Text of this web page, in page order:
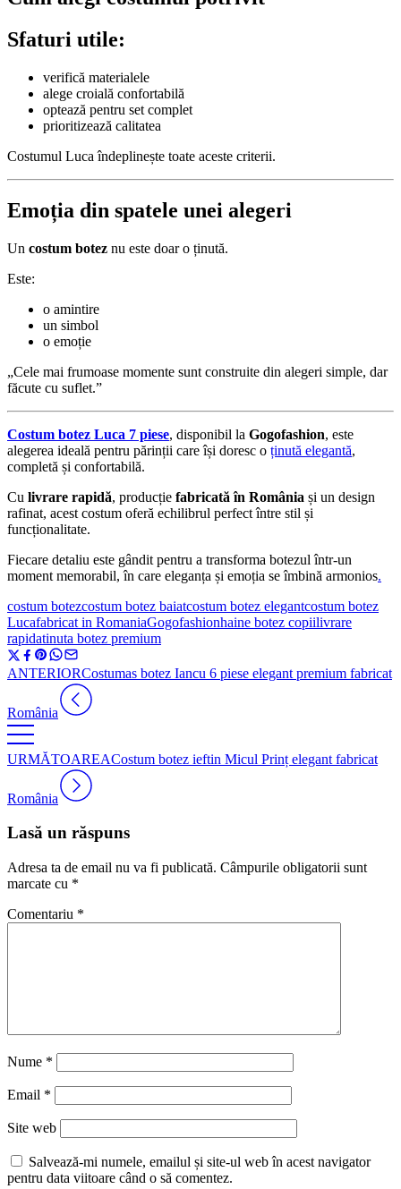
Sfaturi utile:
verifică materialele
alege croială confortabilă
optează pentru set complet
prioritizează calitatea
Costumul Luca îndeplinește toate aceste criterii.
Emoția din spatele unei alegeri
Un costum botez nu este doar o ținută.
Este:
o amintire
un simbol
o emoție
„Cele mai frumoase momente sunt construite din alegeri simple, dar
făcute cu suflet.”
Costum botez Luca 7 piese, disponibil la Gogofashion, este
alegerea ideală pentru părinții care își doresc o ținută elegantă,
completă și confortabilă.
Cu livrare rapidă, producție fabricată în România și un design
rafinat, acest costum oferă echilibrul perfect între stil și
funcționalitate.
Fiecare detaliu este gândit pentru a transforma botezul într-un
moment memorabil, în care eleganța și emoția se îmbină armonios.
costum botezcostum botez baiatcostum botez elegantcostum botez
Lucafabricat in RomaniaGogofashionhaine botez copiilivrare
rapidatinuta botez premium
ANTERIORCostumas botez Iancu 6 piese elegant premium fabricat
România
URMĂTOAREACostum botez ieftin Micul Prinț elegant fabricat
România
Lasă un răspuns
Adresa ta de email nu va fi publicată. Câmpurile obligatorii sunt
marcate cu *
Comentariu *
Nume *
Email *
Site web
Salvează-mi numele, emailul și site-ul web în acest navigator
pentru data viitoare când o să comentez.